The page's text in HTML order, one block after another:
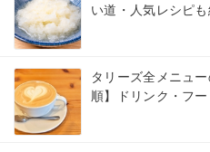
い道・人気レシピも
タリーズ全メニュ
順】ドリンク・フー